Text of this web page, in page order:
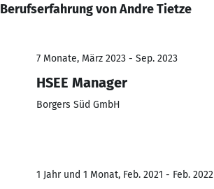
Berufserfahrung von Andre Tietze
7 Monate, März 2023 - Sep. 2023
HSEE Manager
Borgers Süd GmbH
1 Jahr und 1 Monat, Feb. 2021 - Feb. 2022